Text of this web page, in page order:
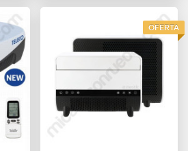
OFERTA